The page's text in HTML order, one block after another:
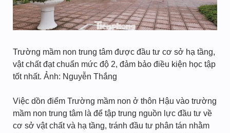
Trường mầm non trung tâm được đầu tư cơ sở hạ tầng,
vật chất đạt chuẩn mức độ 2, đảm bảo điều kiện học tập
tốt nhất. Ảnh: Nguyễn Thắng
Việc dồn điểm Trường mầm non ở thôn Hậu vào trường
mầm non trung tâm là để tập trung nguồn lực đầu tư về
cơ sở vật chất và hạ tầng, tránh đầu tư phân tán nhằm